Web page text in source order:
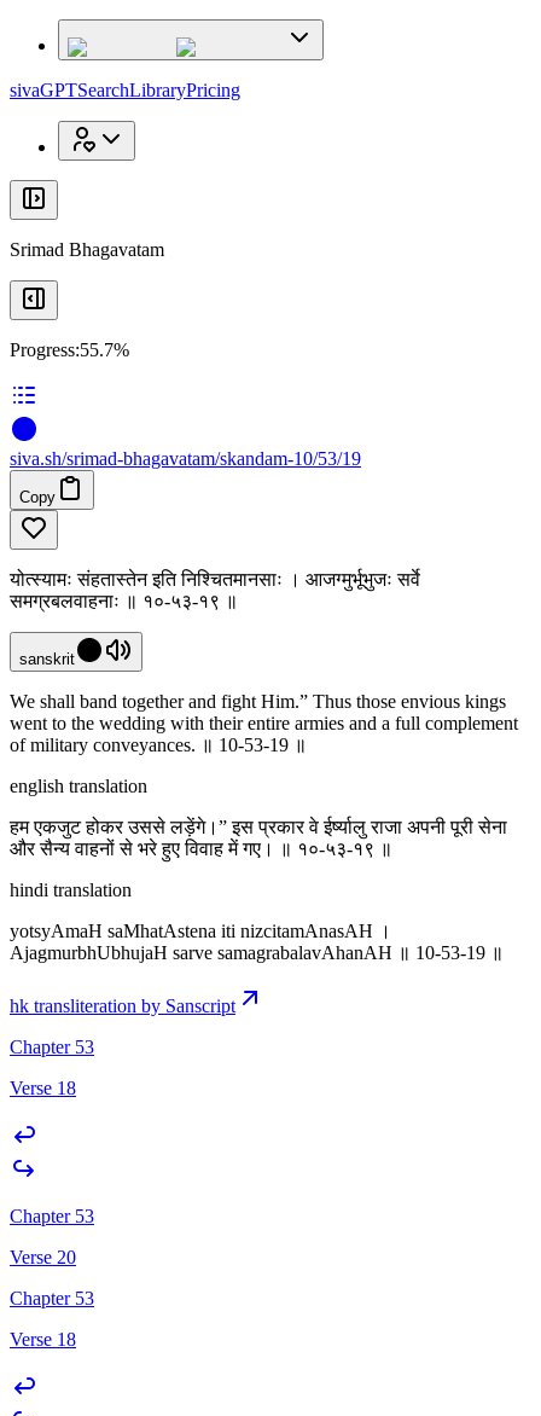
sivaGPTSearchLibraryPricing
Srimad Bhagavatam
Progress:55.7%
siva.sh/srimad-bhagavatam/skandam-10/53/19
Copy
योत्स्यामः संहतास्तेन इति निश्चितमानसाः । आजग्मुर्भूभुजः सर्वे
समग्रबलवाहनाः ॥ १०-५३-१९ ॥
sanskrit
We shall band together and fight Him.” Thus those envious kings
went to the wedding with their entire armies and a full complement
of military conveyances. ॥ 10-53-19 ॥
english translation
हम एकजुट होकर उससे लड़ेंगे।” इस प्रकार वे ईर्ष्यालु राजा अपनी पूरी सेना
और सैन्य वाहनों से भरे हुए विवाह में गए। ॥ १०-५३-१९ ॥
hindi translation
yotsyAmaH saMhatAstena iti nizcitamAnasAH ।
AjagmurbhUbhujaH sarve samagrabalavAhanAH ॥ 10-53-19 ॥
hk transliteration by Sanscript
Chapter 53
Verse 18
Chapter 53
Verse 20
Chapter 53
Verse 18